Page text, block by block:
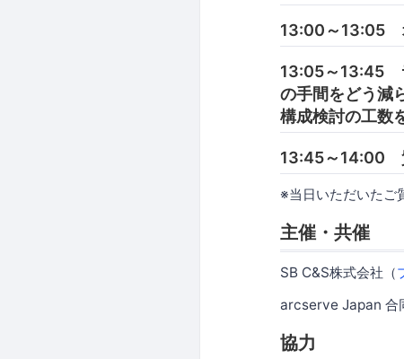
13:00～13:05
13:05～13:45
の手間をどう減
構成検討の工数
13:45～14:00
※当日いただいたご
主催・共催
SB C&S株式会社（
arcserve Japan 合
協力